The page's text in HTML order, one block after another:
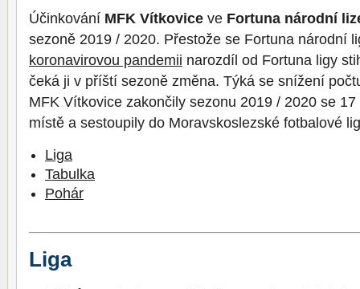
Účinkování MFK Vítkovice ve Fortuna národní
sezoně 2019 / 2020. Přestože se Fortuna národní
koronavirovou pandemii narozdíl od Fortuna ligy
čeká ji v příští sezoně změna. Týká se snížení
MFK Vítkovice zakončily sezonu 2019 / 2020 se
místě a sestoupily do Moravskoslezské fotbalové
Liga
Tabulka
Pohár
Liga